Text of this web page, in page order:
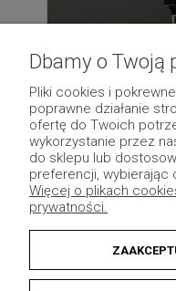
Wieniec na grób z
nowoczesna
Dbamy o Twoją
Pliki cookies i
poprawne działanie
ofertę do Twoich
wykorzystanie przez
do sklepu lub
preferencji, wybierając
Więcej o plikach
prywatności.